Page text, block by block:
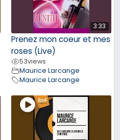
3:33
Prenez mon coeur et mes
roses (Live)
53views
Maurice Larcange
Maurice Larcange